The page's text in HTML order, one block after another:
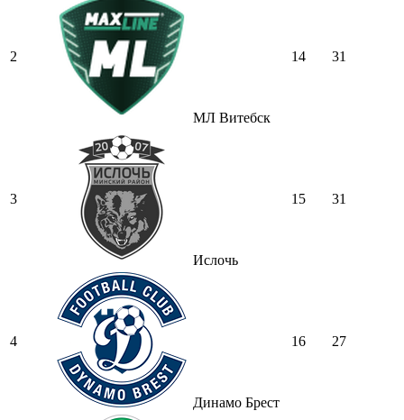
2
МЛ Витебск
14 31
3
Ислочь
15 31
4
Динамо Брест
16 27